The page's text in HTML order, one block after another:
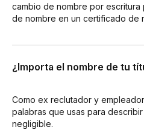
cambio de nombre por escritura
de nombre en un certificado de
¿Importa el nombre de tu
Como ex reclutador y
palabras que usas para
negligible.